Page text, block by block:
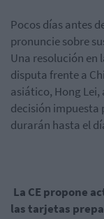
Pocos días antes
pronuncie sobre
Una resolución en
disputa frente a
asiático, Hong
decisión impuesta
durarán hasta el
La CE propone
las tarjetas